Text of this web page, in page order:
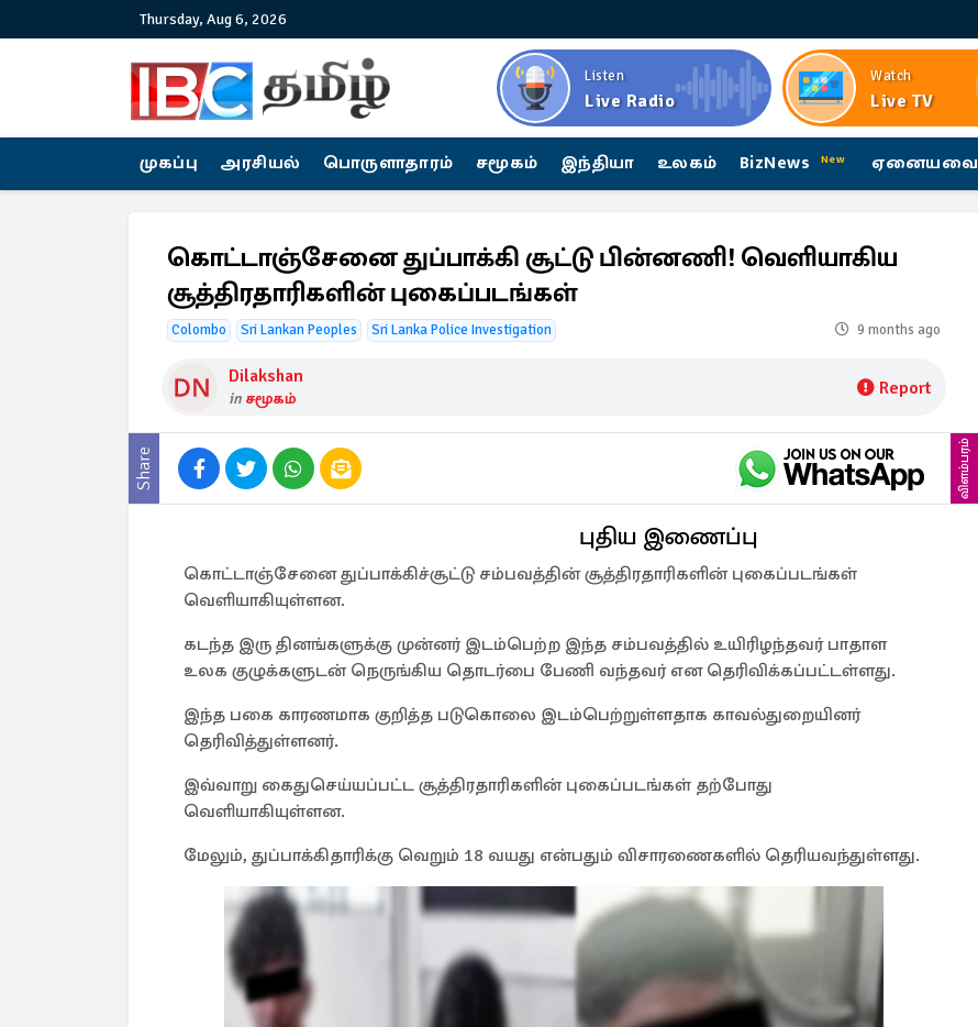
Thursday, Aug 6, 2026
Listen
Live Radio
Watch
Live TV
முகப்பு அரசியல் பொருளாதாரம் சமூகம் இந்தியா உலகம் BizNews New ஏனையவை
கொட்டாஞ்சேனை துப்பாக்கி சூட்டு பின்னணி! வெளியாகிய
சூத்திரதாரிகளின் புகைப்படங்கள்
Colombo Sri Lankan Peoples Sri Lanka Police Investigation 9 months ago
Dilakshan
in சமூகம் Report
Share விளம்பரம்
புதிய இணைப்பு
கொட்டாஞ்சேனை துப்பாக்கிச்சூட்டு சம்பவத்தின் சூத்திரதாரிகளின் புகைப்படங்கள்
வெளியாகியுள்ளன.
கடந்த இரு தினங்களுக்கு முன்னர் இடம்பெற்ற இந்த சம்பவத்தில் உயிரிழந்தவர் பாதாள
உலக குழுக்களுடன் நெருங்கிய தொடர்பை பேணி வந்தவர் என தெரிவிக்கப்பட்டள்ளது.
இந்த பகை காரணமாக குறித்த படுகொலை இடம்பெற்றுள்ளதாக காவல்துறையினர்
தெரிவித்துள்ளனர்.
இவ்வாறு கைதுசெய்யப்பட்ட சூத்திரதாரிகளின் புகைப்படங்கள் தற்போது
வெளியாகியுள்ளன.
மேலும், துப்பாக்கிதாரிக்கு வெறும் 18 வயது என்பதும் விசாரணைகளில் தெரியவந்துள்ளது.